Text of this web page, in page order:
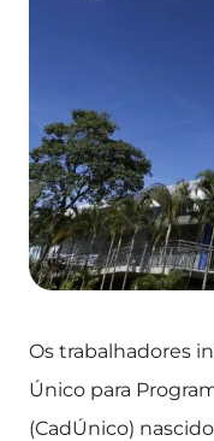
Os trabalhadores
Único para
(CadÚnico)